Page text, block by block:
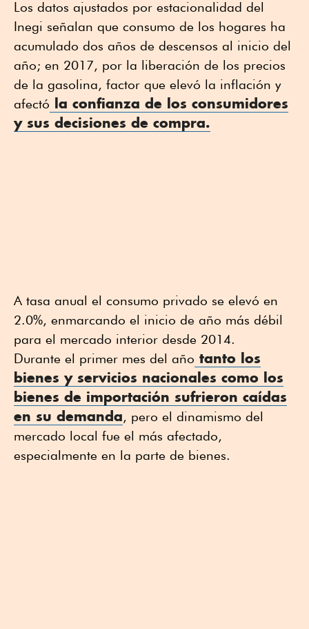
Los datos ajustados por estacionalidad del
Inegi señalan que consumo de los hogares ha
acumulado dos años de descensos al inicio del
año; en 2017, por la liberación de los precios
de la gasolina, factor que elevó la inflación y
afectó la confianza de los consumidores
y sus decisiones de compra.
A tasa anual el consumo privado se elevó en
2.0%, enmarcando el inicio de año más débil
para el mercado interior desde 2014.
Durante el primer mes del año tanto los
bienes y servicios nacionales como los
bienes de importación sufrieron caídas
en su demanda, pero el dinamismo del
mercado local fue el más afectado,
especialmente en la parte de bienes.